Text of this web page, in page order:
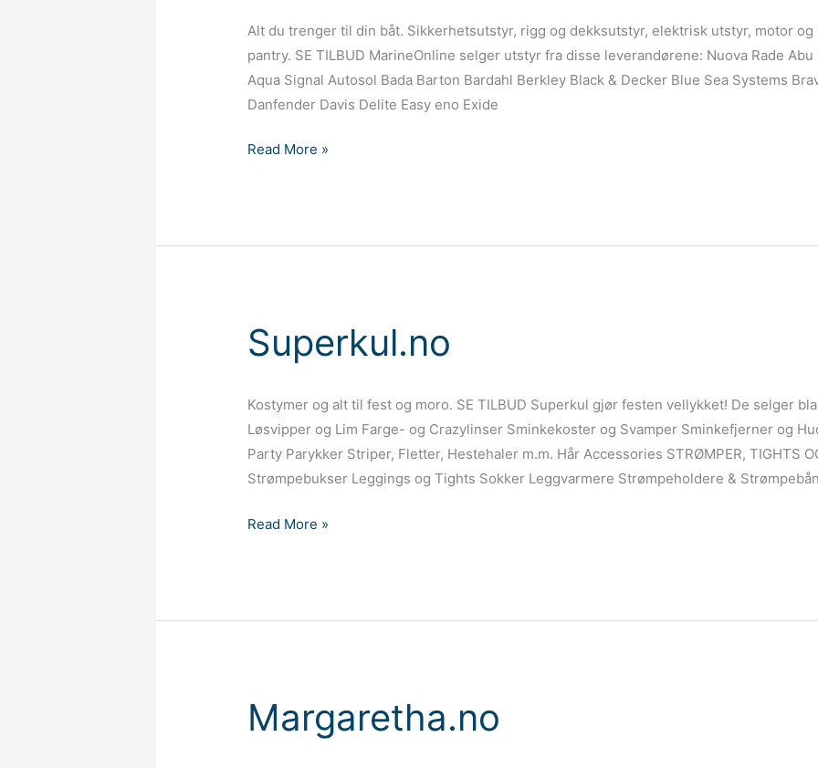
Alt du trenger til din båt. Sikkerhetsutstyr, rigg og dekksutstyr, elektrisk utstyr, motor
pantry. SE TILBUD MarineOnline selger utstyr fra disse leverandørene: Nuova Rade Abu
Aqua Signal Autosol Bada Barton Bardahl Berkley Black & Decker Blue Sea Systems
Danfender Davis Delite Easy eno Exide
Marine
Read More »
Superkul.no
Kostymer og alt til fest og moro. SE TILBUD Superkul gjør festen vellykket! De selger
Løsvipper og Lim Farge- og Crazylinser Sminkekoster og Svamper Sminkefjerner og
Party Parykker Striper, Fletter, Hestehaler m.m. Hår Accessories STRØMPER, TIGHTS
Strømpebukser Leggings og Tights Sokker Leggvarmere Strømpeholdere &
Superkul.no
Read More »
Margaretha.no